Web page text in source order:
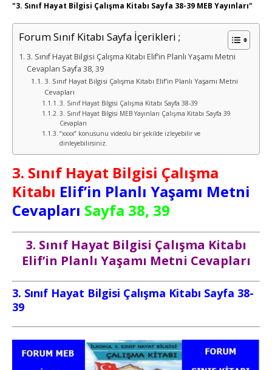
"3. Sınıf Hayat Bilgisi Çalışma Kitabı Sayfa 38-39 MEB Yayınları"
Forum Sınıf Kitabı Sayfa İçerikleri ;
3. Sınıf Hayat Bilgisi Çalışma Kitabı Elif’in Planlı Yaşamı Metni
Cevapları Sayfa 38, 39
3. Sınıf Hayat Bilgisi Çalışma Kitabı Elif’in Planlı Yaşamı Metni
Cevapları
3. Sınıf Hayat Bilgisi Çalışma Kitabı Sayfa 38-39
3. Sınıf Hayat Bilgisi MEB Yayınları Çalışma Kitabı Sayfa 39
Cevapları
“xxxx” konusunu videolu bir şekilde izleyebilir ve
dinleyebilirsiniz.
3. Sınıf Hayat Bilgisi Çalışma
Kitabı Elif’in Planlı Yaşamı Metni
Cevapları Sayfa 38, 39
3. Sınıf Hayat Bilgisi Çalışma Kitabı
Elif’in Planlı Yaşamı Metni Cevapları
3. Sınıf Hayat Bilgisi Çalışma Kitabı Sayfa 38-
39